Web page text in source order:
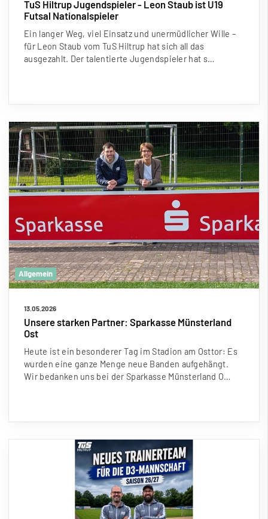
TuS Hiltrup Jugendspieler - Leon Staub ist U19
Futsal Nationalspieler
Ein langer Weg, viel Einsatz und unermüdlicher Wille –
für Leon Staub vom TuS Hiltrup hat sich all das
ausgezahlt. Der talentierte Jugendspieler hat s…
Allgemein
13.05.2026
Unsere starken Partner: Sparkasse Münsterland
Ost
Heute ist ein besonderer Tag im Stadion am Osttor: Es
wurden eine ganze Menge neue Banden aufgehängt.
Wir bedanken uns bei der Sparkasse Münsterland O…